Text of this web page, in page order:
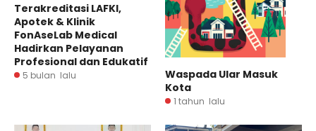
Terakreditasi LAFKI,
Apotek & Klinik
FonAseLab Medical
Hadirkan Pelayanan
Profesional dan Edukatif
5 bulan lalu
Waspada Ular Masuk
Kota
1 tahun lalu